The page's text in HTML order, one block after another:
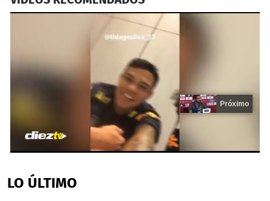
of
17
Próximo
LO ÚLTIMO